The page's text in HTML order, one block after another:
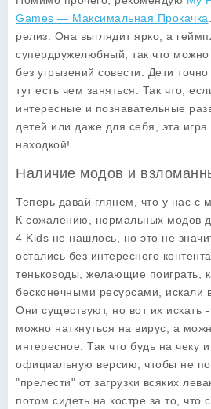
Games — Максимальная Прокачка
релиз. Она выглядит ярко, а
супердружелюбный, так что можно
без угрызений совести. Дети
тут есть чем заняться. Так что,
интересные и познавательные
детей или даже для себя, эта игра
находкой!
Наличие модов и
Теперь давай глянем, что у нас с
К сожалению, нормальных модов
4 Kids не нашлось, но это не
остались без интересного
теньководы, желающие поиграть,
бесконечными ресурсами, искали
Они существуют, но вот их искать
можно наткнуться на вирус, а
интересное. Так что будь на чеку
официальную версию, чтобы не
"прелести" от загрузки всяких
потом сидеть на костре за то, что